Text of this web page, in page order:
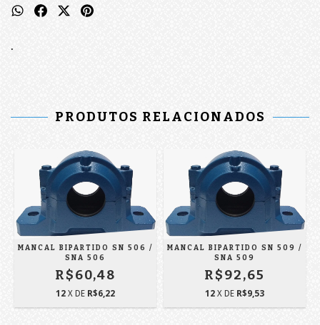
.
PRODUTOS RELACIONADOS
MANCAL BIPARTIDO SN 506 /
SNA 506
R$60,48
12 X DE R$6,22
MANCAL BIPARTIDO SN 509 /
SNA 509
R$92,65
12 X DE R$9,53